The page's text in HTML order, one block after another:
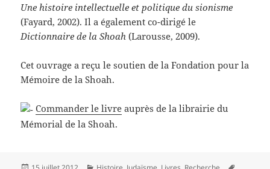
Une histoire intellectuelle et politique du sionisme
(Fayard, 2002). Il a également co-dirigé le
Dictionnaire de la Shoah (Larousse, 2009).
Cet ouvrage a reçu le soutien de la Fondation pour la
Mémoire de la Shoah.
Commander le livre auprès de la librairie du
Mémorial de la Shoah.
Publié Catégories